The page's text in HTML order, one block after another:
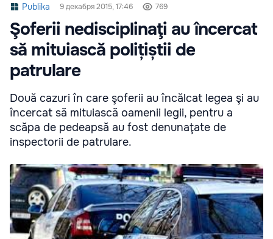
Publika 9 декабря 2015, 17:46 769
Şoferii nedisciplinaţi au încercat
să mituiască polițiștii de
patrulare
Două cazuri în care şoferii au încălcat legea şi au
încercat să mituiască oamenii legii, pentru a
scăpa de pedeapsă au fost denunaţate de
inspectorii de patrulare.